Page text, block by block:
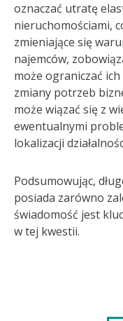
oznaczać utratę
nieruchomościami,
zmieniające się
najemców,
może ograniczać
zmiany potrzeb
może wiązać się z
ewentualnymi
lokalizacji
Podsumowując,
posiada zarówno
świadomość jest
w tej kwestii.